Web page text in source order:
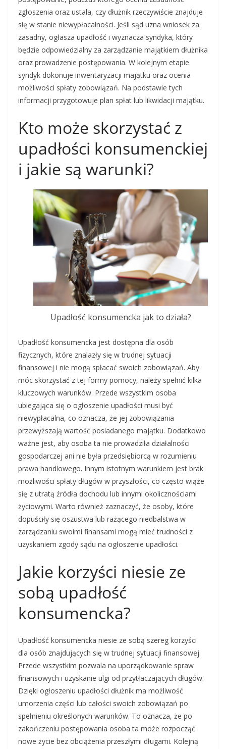
zgłoszenia oraz ustala, czy dłużnik rzeczywiście znajduje
się w stanie niewypłacalności. Jeśli sąd uzna wniosek za
zasadny, ogłasza upadłość i wyznacza syndyka, który
będzie odpowiedzialny za zarządzanie majątkiem dłużnika
oraz prowadzenie postępowania. W kolejnym etapie
syndyk dokonuje inwentaryzacji majątku oraz ocenia
możliwości spłaty zobowiązań. Na podstawie tych
informacji przygotowuje plan spłat lub likwidacji majątku.
Kto może skorzystać z
upadłości konsumenckiej
i jakie są warunki?
Upadłość konsumencka jak to działa?
Upadłość konsumencka jest dostępna dla osób
fizycznych, które znalazły się w trudnej sytuacji
finansowej i nie mogą spłacać swoich zobowiązań. Aby
móc skorzystać z tej formy pomocy, należy spełnić kilka
kluczowych warunków. Przede wszystkim osoba
ubiegająca się o ogłoszenie upadłości musi być
niewypłacalna, co oznacza, że jej zobowiązania
przewyższają wartość posiadanego majątku. Dodatkowo
ważne jest, aby osoba ta nie prowadziła działalności
gospodarczej ani nie była przedsiębiorcą w rozumieniu
prawa handlowego. Innym istotnym warunkiem jest brak
możliwości spłaty długów w przyszłości, co często wiąże
się z utratą źródła dochodu lub innymi okolicznościami
życiowymi. Warto również zaznaczyć, że osoby, które
dopuściły się oszustwa lub rażącego niedbalstwa w
zarządzaniu swoimi finansami mogą mieć trudności z
uzyskaniem zgody sądu na ogłoszenie upadłości.
Jakie korzyści niesie ze
sobą upadłość
konsumencka?
Upadłość konsumencka niesie ze sobą szereg korzyści
dla osób znajdujących się w trudnej sytuacji finansowej.
Przede wszystkim pozwala na uporządkowanie spraw
finansowych i uzyskanie ulgi od przytłaczających długów.
Dzięki ogłoszeniu upadłości dłużnik ma możliwość
umorzenia części lub całości swoich zobowiązań po
spełnieniu określonych warunków. To oznacza, że po
zakończeniu postępowania osoba ta może rozpocząć
nowe życie bez obciążenia przeszłymi długami. Kolejną